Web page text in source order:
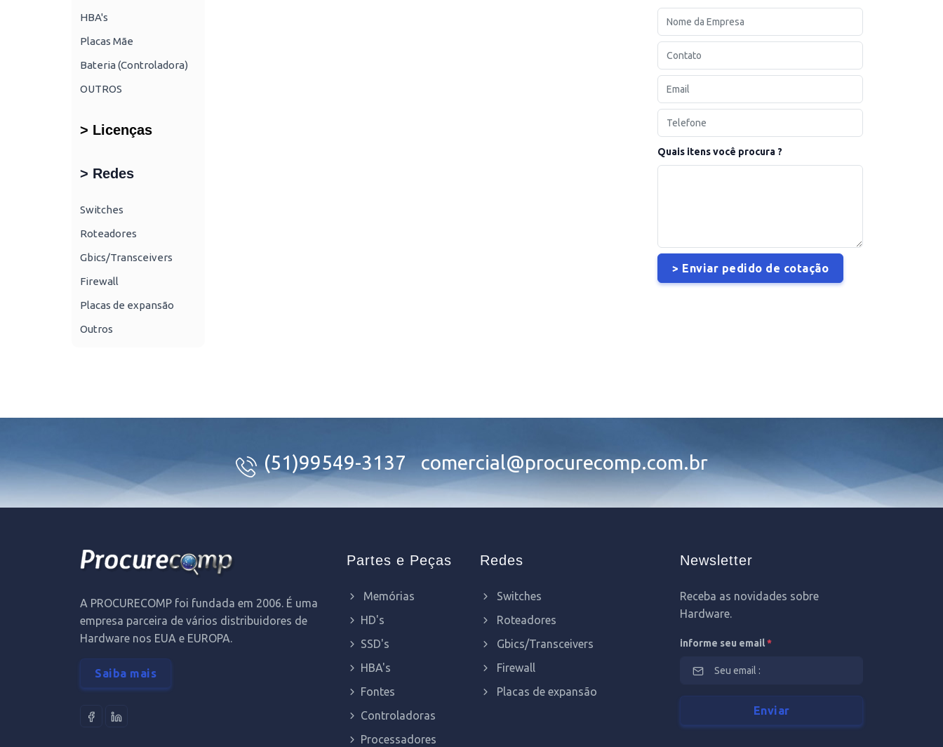
HBA's
Placas Mãe
Bateria (Controladora)
OUTROS
> Licenças
> Redes
Switches
Roteadores
Gbics/Transceivers
Firewall
Placas de expansão
Outros
Quais itens você procura ?
(51)99549-3137 comercial@procurecomp.com.br
A PROCURECOMP foi fundada em 2006. É uma
empresa parceira de vários distribuidores de
Hardware nos EUA e EUROPA.
Saiba mais
Partes e Peças
Memórias
HD's
SSD's
HBA's
Fontes
Controladoras
Processadores
Redes
Switches
Roteadores
Gbics/Transceivers
Firewall
Placas de expansão
Newsletter
Receba as novidades sobre
Hardware.
informe seu email*